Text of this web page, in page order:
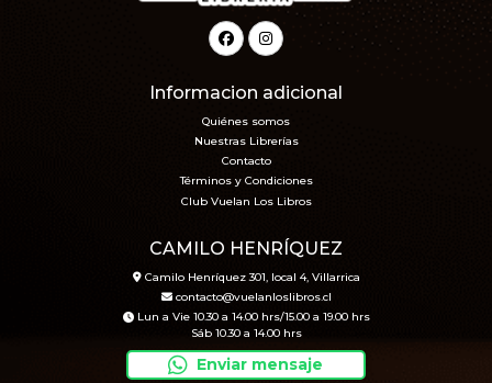
Informacion adicional
Quiénes somos
Nuestras Librerías
Contacto
Términos y Condiciones
Club Vuelan Los Libros
CAMILO HENRÍQUEZ
Camilo Henríquez 301, local 4, Villarrica
contacto@vuelanloslibros.cl
Lun a Vie 10.30 a 14.00 hrs/15.00 a 19.00 hrs
Sáb 10.30 a 14.00 hrs
Enviar mensaje